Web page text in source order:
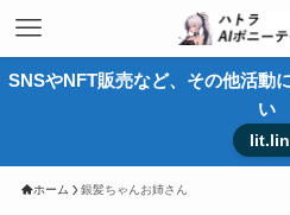
SNSやNFT販売など、その他活動
い
ホーム 銀髪ちゃんお姉さん